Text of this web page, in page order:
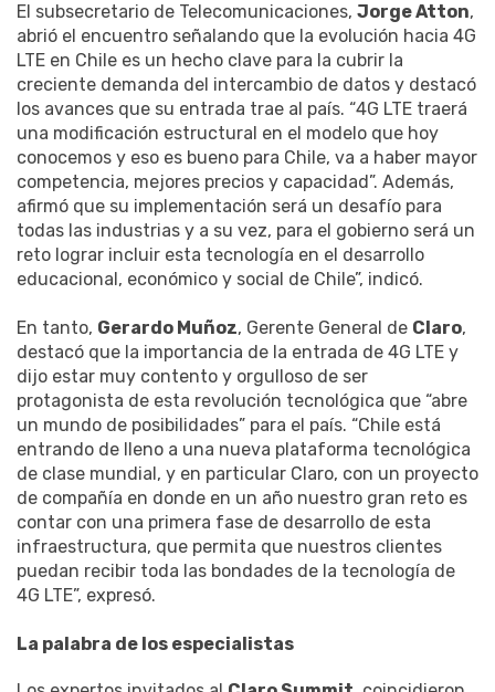
El subsecretario de Telecomunicaciones, Jorge Atton,
abrió el encuentro señalando que la evolución hacia 4G
LTE en Chile es un hecho clave para la cubrir la
creciente demanda del intercambio de datos y destacó
los avances que su entrada trae al país. “4G LTE traerá
una modificación estructural en el modelo que hoy
conocemos y eso es bueno para Chile, va a haber mayor
competencia, mejores precios y capacidad”. Además,
afirmó que su implementación será un desafío para
todas las industrias y a su vez, para el gobierno será un
reto lograr incluir esta tecnología en el desarrollo
educacional, económico y social de Chile”, indicó.
En tanto, Gerardo Muñoz, Gerente General de Claro,
destacó que la importancia de la entrada de 4G LTE y
dijo estar muy contento y orgulloso de ser
protagonista de esta revolución tecnológica que “abre
un mundo de posibilidades” para el país. “Chile está
entrando de lleno a una nueva plataforma tecnológica
de clase mundial, y en particular Claro, con un proyecto
de compañía en donde en un año nuestro gran reto es
contar con una primera fase de desarrollo de esta
infraestructura, que permita que nuestros clientes
puedan recibir toda las bondades de la tecnología de
4G LTE”, expresó.
La palabra de los especialistas